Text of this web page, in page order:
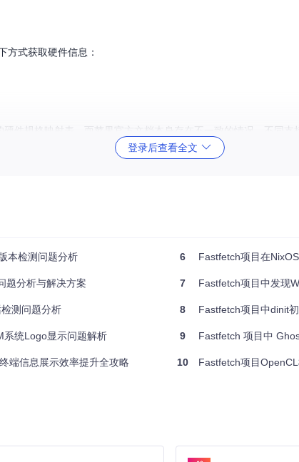
方式获取硬件信息：
硬件规格映射表，而苹果官方文档本身存在不一致的情况。不同
Pro芯片MacBook Pro的Thunderbolt 5支持
靠的系统信息源
确识别2024款MacBook Pro的Thunderbolt 5接口，解决了版本显
登录后查看全文
本检测问题分析
题分析与解决方案
测问题分析
系统Logo显示问题解析
端信息展示效率提升全攻略
6 Fastfetch项目在
7 Fastfetch项目中发现
8 Fastfetch项目中dinit
9 Fastfetch 项目中
10 Fastfetch项目